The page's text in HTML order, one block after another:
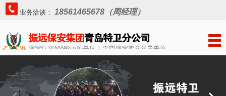
业务洽谈： 18561465678（周经理）